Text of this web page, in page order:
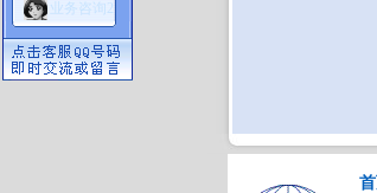
业务咨询2